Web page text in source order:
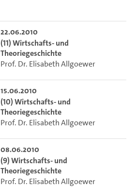
22.06.2010
(11) Wirtschafts- und
Theoriegeschichte
Prof. Dr. Elisabeth Allgoewer
15.06.2010
(10) Wirtschafts- und
Theoriegeschichte
Prof. Dr. Elisabeth Allgoewer
08.06.2010
(9) Wirtschafts- und
Theoriegeschichte
Prof. Dr. Elisabeth Allgoewer